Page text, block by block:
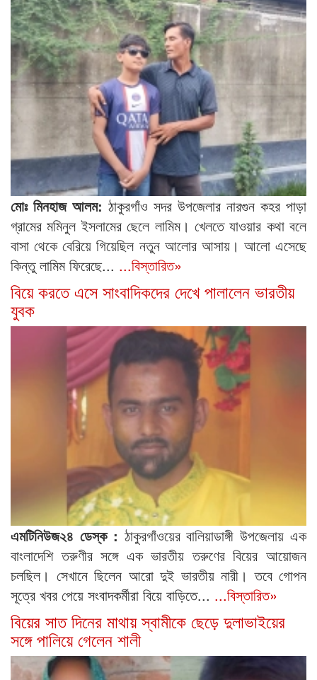
মোঃ মিনহাজ আলম: ঠাকুরগাঁও সদর উপজেলার নারগুন কহর পাড়া
গ্রামের মমিনুল ইসলামের ছেলে লামিম। খেলতে যাওয়ার কথা বলে
বাসা থেকে বেরিয়ে গিয়েছিল নতুন আলোর আসায়। আলো এসেছে
কিন্তু লামিম ফিরেছে... ...বিস্তারিত»
বিয়ে করতে এসে সাংবাদিকদের দেখে পালালেন ভারতীয়
যুবক
এমটিনিউজ২৪ ডেস্ক : ঠাকুরগাঁওয়ের বালিয়াডাঙ্গী উপজেলায় এক
বাংলাদেশি তরুণীর সঙ্গে এক ভারতীয় তরুণের বিয়ের আয়োজন
চলছিল। সেখানে ছিলেন আরো দুই ভারতীয় নারী। তবে গোপন
সূত্রে খবর পেয়ে সংবাদকর্মীরা বিয়ে বাড়িতে... ...বিস্তারিত»
বিয়ের সাত দিনের মাথায় স্বামীকে ছেড়ে দুলাভাইয়ের
সঙ্গে পালিয়ে গেলেন শালী